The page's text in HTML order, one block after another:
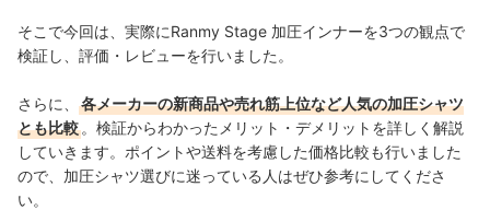
そこで今回は、実際にRanmy Stage 加圧インナーを3つの観点で
検証し、評価・レビューを行いました。
さらに、
各メーカーの新商品や売れ筋上位など人気の加圧シャツ
とも比較 。検証からわかったメリット・デメリットを詳しく解説
していきます。ポイントや送料を考慮した価格比較も行いました
ので、加圧シャツ選びに迷っている人はぜひ参考にしてくださ
い。